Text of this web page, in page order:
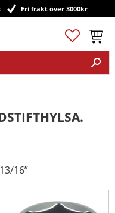
Fri frakt över 3000kr
Favoriter
16”